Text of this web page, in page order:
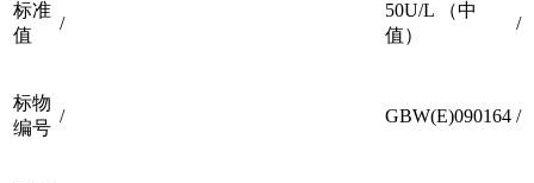
标准
值
/
50U/L （中
值）
/
标物
编号
/ GBW(E)090164 /